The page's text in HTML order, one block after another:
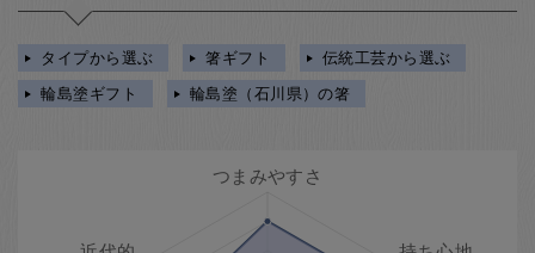
タイプから選ぶ 箸ギフト
伝統工芸から選ぶ
輪島塗ギフト
輪島塗（石川県）の箸